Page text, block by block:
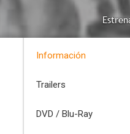
Información
Trailers
DVD / Blu-Ray